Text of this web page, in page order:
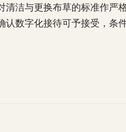
清洁与更换布草的标准作严
认数字化接待可予接受，条